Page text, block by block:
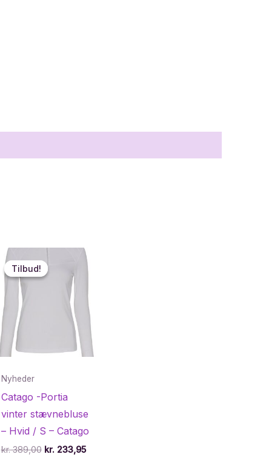
Tilbud!
Tilbud!
Nyheder
Catago -Portia
vinter stævnebluse
– Hvid / S – Catago
kr.389,00 Den
kr.233,95Den